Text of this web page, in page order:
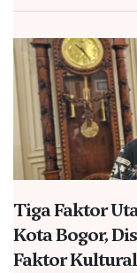
Tiga Faktor
Kota Bogor,
Faktor Kultural